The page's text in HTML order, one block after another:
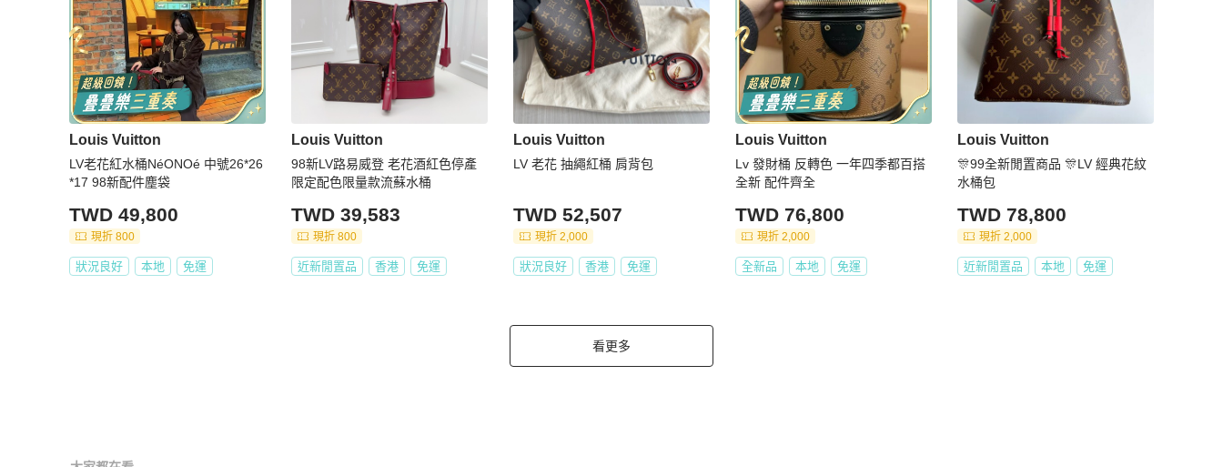
Louis Vuitton
LV老花紅水桶NéONOé 中號26*26
*17 98新配件塵袋
TWD 49,800
現折 800
狀況良好 本地 免運
Louis Vuitton
98新LV路易威登 老花酒紅色停產
限定配色限量款流蘇水桶
TWD 39,583
現折 800
近新閒置品 香港 免運
Louis Vuitton
LV 老花 抽繩紅桶 肩背包
TWD 52,507
現折 2,000
狀況良好 香港 免運
Louis Vuitton
Lv 發財桶 反轉色 一年四季都百搭
全新 配件齊全
TWD 76,800
現折 2,000
全新品 本地 免運
Louis Vuitton
🎊99全新閒置商品 🎊LV 經典花紋
水桶包
TWD 78,800
現折 2,000
近新閒置品 本地 免運
看更多